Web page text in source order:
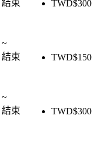
結束
TWD$300
~
結束
TWD$150
~
結束
TWD$300